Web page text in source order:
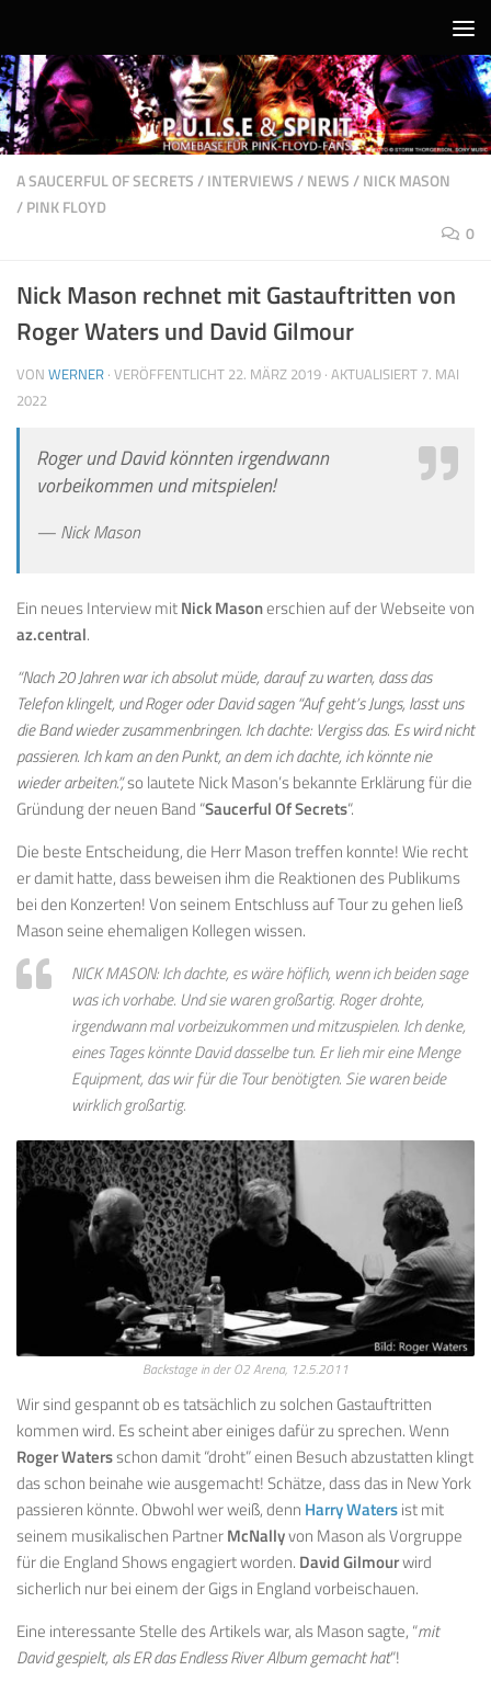
A SAUCERFUL OF SECRETS/INTERVIEWS/NEWS/NICK MASON
/PINK FLOYD
0
Nick Mason rechnet mit Gastauftritten von
Roger Waters und David Gilmour
VON WERNER · VERÖFFENTLICHT 22. MÄRZ 2019 · AKTUALISIERT 7. MAI
2022
Roger und David könnten irgendwann
vorbeikommen und mitspielen!
— Nick Mason
Ein neues Interview mitNick Masonerschien auf der Webseite von
az.central.
“Nach 20 Jahren war ich absolut müde, darauf zu warten, dass das
Telefon klingelt, und Roger oder David sagen “Auf geht’s Jungs, lasst uns
die Band wieder zusammenbringen. Ich dachte: Vergiss das. Es wird nicht
passieren. Ich kam an den Punkt, an dem ich dachte, ich könnte nie
wieder arbeiten.”,so lautete Nick Mason’s bekannte Erklärung für die
Gründung der neuen Band “Saucerful Of Secrets“.
Die beste Entscheidung, die Herr Mason treffen konnte! Wie recht
er damit hatte, dass beweisen ihm die Reaktionen des Publikums
bei den Konzerten! Von seinem Entschluss auf Tour zu gehen ließ
Mason seine ehemaligen Kollegen wissen.
NICK MASON: Ich dachte, es wäre höflich, wenn ich beiden sage
was ich vorhabe. Und sie waren großartig. Roger drohte,
irgendwann mal vorbeizukommen und mitzuspielen. Ich denke,
eines Tages könnte David dasselbe tun. Er lieh mir eine Menge
Equipment, das wir für die Tour benötigten. Sie waren beide
wirklich großartig.
Backstage in der O2 Arena, 12.5.2011
Wir sind gespannt ob es tatsächlich zu solchen Gastauftritten
kommen wird. Es scheint aber einiges dafür zu sprechen. Wenn
Roger Watersschon damit “droht” einen Besuch abzustatten klingt
das schon beinahe wie ausgemacht! Schätze, dass das in New York
passieren könnte. Obwohl wer weiß, denn Harry Watersist mit
seinem musikalischen PartnerMcNallyvon Mason als Vorgruppe
für die England Shows engagiert worden. David Gilmourwird
sicherlich nur bei einem der Gigs in England vorbeischauen.
Eine interessante Stelle des Artikels war, als Mason sagte, “mit
David gespielt, als ER das Endless River Album gemacht hat“!